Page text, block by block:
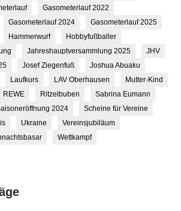
Gasometerlauf 2022
Gasometerlauf 2024
Gasometerlauf 2025
Hammerwurf
Hobbyfußballer
Jahreshauptversammlung 2025
JHV
Josef Ziegenfuß
Joshua Abuaku
Laufkurs LAV Oberhausen
Mutter-Kind
REWE Ritzelbuben
Sabrina Eumann
2024
Scheine für Vereine
Ukraine
Vereinsjubiläum
Wettkampf